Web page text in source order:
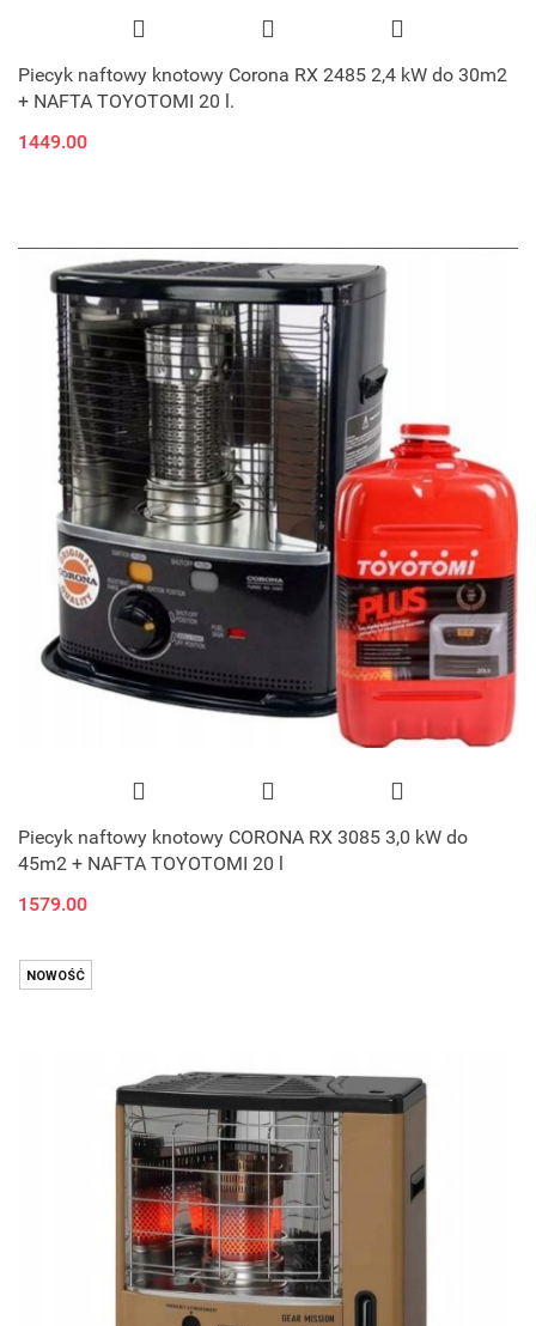
Piecyk naftowy knotowy Corona RX 2485 2,4 kW do 30m2
+ NAFTA TOYOTOMI 20 l.
1449.00
Piecyk naftowy knotowy CORONA RX 3085 3,0 kW do
45m2 + NAFTA TOYOTOMI 20 l
1579.00
NOWOŚĆ